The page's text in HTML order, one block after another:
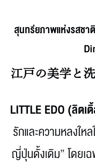
สุนทรียภาพแห่งรสชา
江戸の美学と
LITTLE EDO (ลิตเติ้
รักและความหลงให
ญี่ปุ่นดั้งเดิม” โดยเ